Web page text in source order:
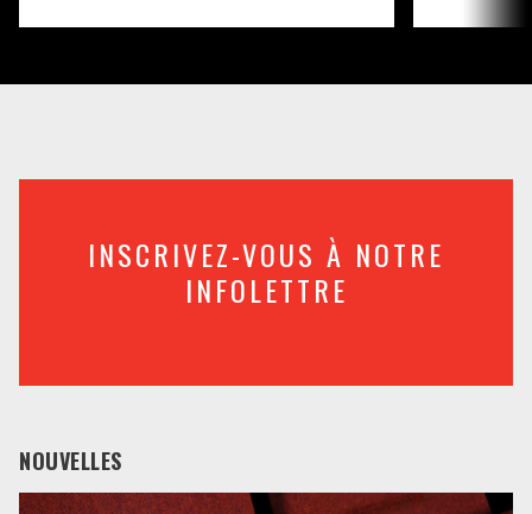
INSCRIVEZ-VOUS À NOTRE
INFOLETTRE
NOUVELLES